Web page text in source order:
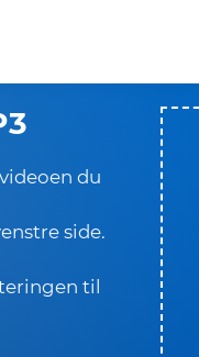
du
side.
til